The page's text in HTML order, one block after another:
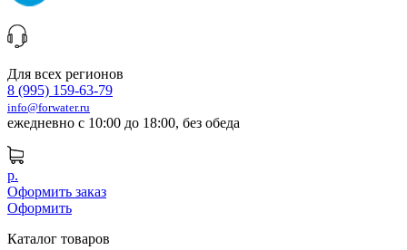
Для всех регионов
8 (995) 159-63-79
info@forwater.ru
ежедневно с 10:00 до 18:00, без обеда
р.
Оформить заказ
Оформить
Каталог товаров